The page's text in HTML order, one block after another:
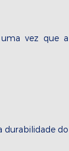
vez que a
durabilidade do